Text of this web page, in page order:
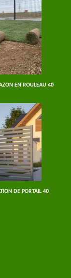
EN ROULEAU 40
DE PORTAIL 40